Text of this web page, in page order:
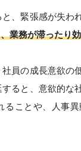
、緊張感が失わ
業務が滞ったり
員の成長意欲
ると、意欲的
ることや、人事